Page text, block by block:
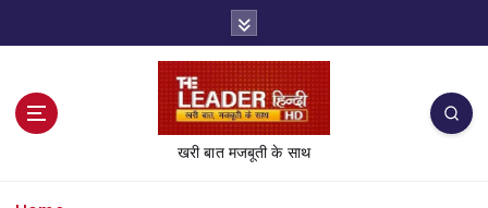
खरी बात मजबूती के साथ